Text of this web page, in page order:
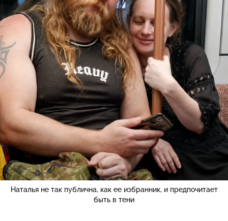
Наталья не так публична, как ее избранник, и предпочитает
быть в тени